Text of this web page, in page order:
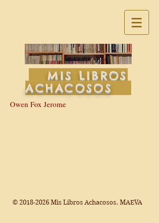
MIS LIBROS
ACHACOSOS
Owen Fox Jerome
© 2018-2026 Mis Libros Achacosos. MAEVA